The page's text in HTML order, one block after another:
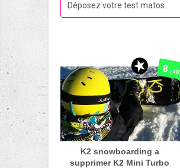
Déposez votre test matos.
K2 snowboarding a
supprimer K2 Mini Turbo
8/10